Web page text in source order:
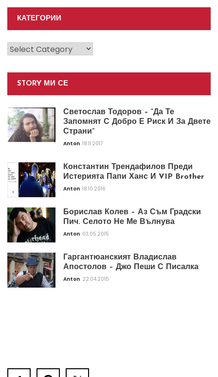
КАТЕГОРИИ
Категории
STORY МИ СЕ
Светослав Тодоров – “Да Те
Запомнят С Добро Е Риск И За Двете
Страни”
Anton 18.11.2017
Константин Трендафилов Преди
Истерията Папи Ханс И VIP Brother
Anton 18.10.2016
Борислав Колев – Аз Съм Градски
Пич. Селото Не Ме Вълнува
Anton 03.05.2015
Гаргантюанският Владислав
Апостолов – Джо Пеши С Писалка
Anton 22.04.2015